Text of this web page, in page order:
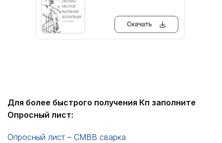
Для более быстрого получения Кп заполните
Опросный лист:
Опросный лист – СМВВ сварка